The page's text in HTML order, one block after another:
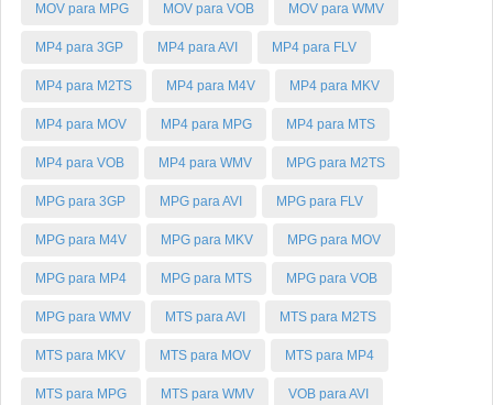
MOV para MPG MOV para VOB MOV para WMV
MP4 para 3GP MP4 para AVI MP4 para FLV
MP4 para M2TS MP4 para M4V MP4 para MKV
MP4 para MOV MP4 para MPG MP4 para MTS
MP4 para VOB MP4 para WMV MPG para M2TS
MPG para 3GP MPG para AVI MPG para FLV
MPG para M4V MPG para MKV MPG para MOV
MPG para MP4 MPG para MTS MPG para VOB
MPG para WMV MTS para AVI MTS para M2TS
MTS para MKV MTS para MOV MTS para MP4
MTS para MPG MTS para WMV VOB para AVI